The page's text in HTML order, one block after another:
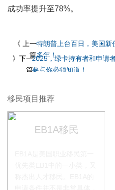
成功率提升至78%。
《 上一
篇
特朗普上台百日，美国
多年！
》下一
篇
2025，绿卡持有者和申请
要点你必须知道！
移民项目推荐
EB1A移民